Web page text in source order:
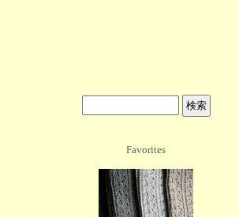
Favorites